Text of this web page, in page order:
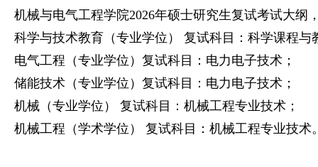
机械与电气工程学院2026年硕士研究生复试考试大纲
科学与技术教育（专业学位）
复试科目：科学课程与
电气工程（专业学位） 复试科目： 电力电子技术；
储能技术（专业学位） 复试科目： 电力电子技术；
机械（专业学位）
复试科目：机械工程专业技术；
机械工程（学术学位）
复试科目：机械工程专业技术